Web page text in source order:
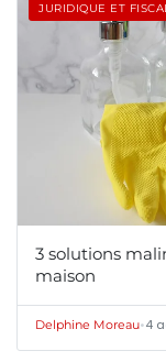
JURIDIQUE ET
3 solutions
maison
Delphine Moreau•4